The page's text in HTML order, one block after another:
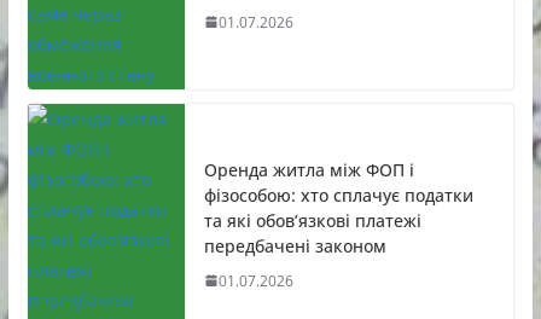
01.07.2026
Оренда житла між ФОП і
фізособою: хто сплачує податки
та які обов’язкові платежі
передбачені законом
01.07.2026